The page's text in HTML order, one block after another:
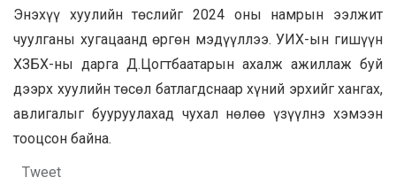
Энэхүү хуулийн төслийг 2024 оны намрын ээлжит
чуулганы хугацаанд өргөн мэдүүллээ. УИХ-ын гишүүн
ХЗБХ-ны дарга Д.Цогтбаатарын ахалж ажиллаж буй
дээрх хуулийн төсөл батлагдснаар хүний эрхийг хангах,
авлигалыг бууруулахад чухал нөлөө үзүүлнэ хэмээн
тооцсон байна.
Tweet